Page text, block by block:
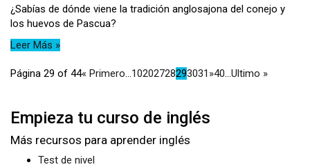
¿Sabías de dónde viene la tradición anglosajona del conejo y
los huevos de Pascua?
Leer Más »
Página 29 of 44« Primero...10202728293031 »40...Ultimo »
Empieza tu curso de inglés
Más recursos para aprender inglés
Test de nivel